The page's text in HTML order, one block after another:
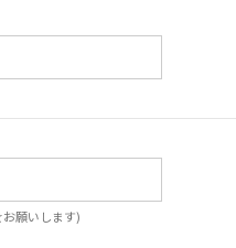
お願いします)